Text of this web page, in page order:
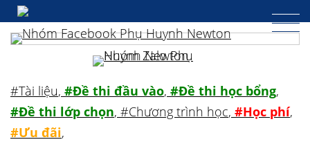
#Tài liệu, #Đề thi đầu vào, #Đề thi học bổng,
#Đề thi lớp chọn, #Chương trình học, #Học phí,
#Ưu đãi,